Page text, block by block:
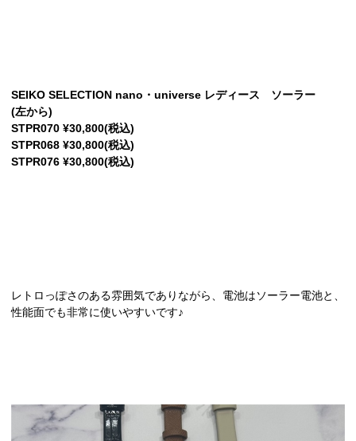
SEIKO SELECTION nano・universe レディース ソーラー
(左から)
STPR070 ¥30,800(税込)
STPR068 ¥30,800(税込)
STPR076 ¥30,800(税込)
レトロっぽさのある雰囲気でありながら、電池はソーラー電池と、
性能面でも非常に使いやすいです♪